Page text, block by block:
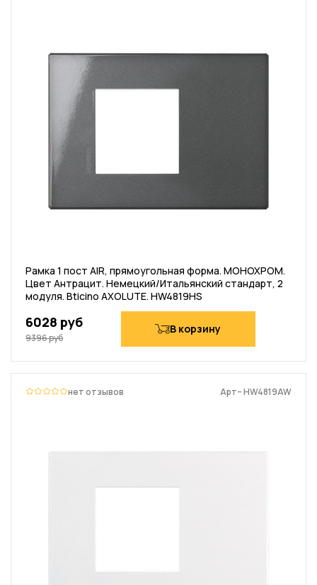
Рамка 1 пост AIR, прямоугольная форма. МОНОХРОМ.
Цвет Антрацит. Немецкий/Итальянский стандарт, 2
модуля. Bticino AXOLUTE. HW4819HS
6028 руб
9396 руб
В корзину
нет отзывов Арт– HW4819AW